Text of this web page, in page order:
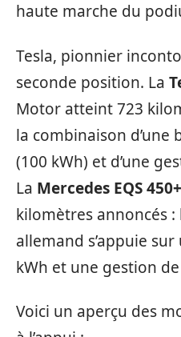
haute marche du
Tesla, pionnier
seconde position. La
Motor atteint 723
la combinaison d’une
(100 kWh) et d’une
La Mercedes EQS 450+
kilomètres annoncés
allemand s’appuie
kWh et une gestion
Voici un aperçu des